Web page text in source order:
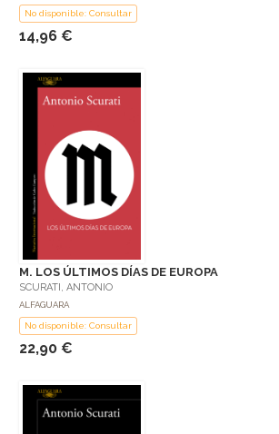
No disponible: Consultar
14,96 €
M. LOS ÚLTIMOS DÍAS DE EUROPA
SCURATI, ANTONIO
ALFAGUARA
No disponible: Consultar
22,90 €